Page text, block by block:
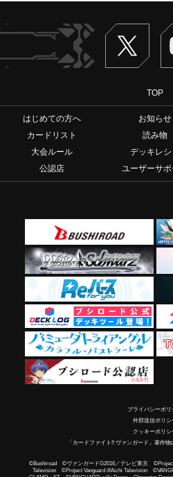
Twitter
TOP
はじめての方へ お知らせ
カードリスト
読み物
大会ルール
デッキレ
公認店
ユーザーサポ
プライバシーポリ
外部送信ポリシ
クッキーポリシ
「カードファイト!! ヴァンガード」著作
©Bushiroad ©ヴァンガードG2016／テレビ東京 ©Project
Television ©Project Vanguard if/Aichi Television